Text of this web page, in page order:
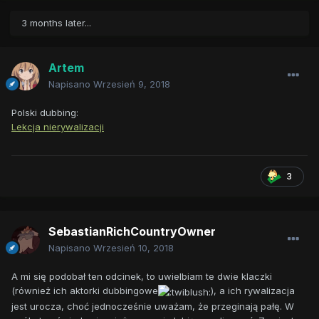
3 months later...
Artem
Napisano Wrzesień 9, 2018
Polski dubbing:
Lekcja nierywalizacji
3
SebastianRichCountryOwner
Napisano Wrzesień 10, 2018
A mi się podobał ten odcinek, to uwielbiam te dwie klaczki
(również ich aktorki dubbingowe
), a ich rywalizacja
jest urocza, choć jednocześnie uważam, że przeginają pałę. W